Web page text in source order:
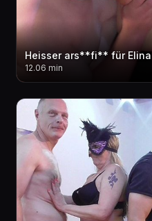
Heisser ars**fi** für Elina
12.06 min